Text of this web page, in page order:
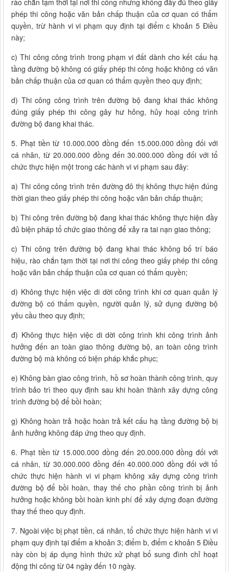
rào chắn tạm thời tại nơi thi công nhưng không đầy đủ theo giấy
phép thi công hoặc văn bản chấp thuận của cơ quan có thẩm
quyền, trừ hành vi vi phạm quy định tại điểm c khoản 5 Điều
này;
c) Thi công công trình trong phạm vi đất dành cho kết cấu hạ
tầng đường bộ không có giấy phép thi công hoặc không có văn
bản chấp thuận của cơ quan có thẩm quyền theo quy định;
d) Thi công công trình trên đường bộ đang khai thác không
đúng giấy phép thi công gây hư hỏng, hủy hoại công trình
đường bộ đang khai thác.
5. Phạt tiền từ 10.000.000 đồng đến 15.000.000 đồng đối với
cá nhân, từ 20.000.000 đồng đến 30.000.000 đồng đối với tổ
chức thực hiện một trong các hành vi vi phạm sau đây:
a) Thi công công trình trên đường đô thị không thực hiện đúng
thời gian theo giấy phép thi công hoặc văn bản chấp thuận;
b) Thi công trên đường bộ đang khai thác không thực hiện đầy
đủ biện pháp tổ chức giao thông để xảy ra tai nạn giao thông;
c) Thi công trên đường bộ đang khai thác không bố trí báo
hiệu, rào chắn tạm thời tại nơi thi công theo giấy phép thi công
hoặc văn bản chấp thuận của cơ quan có thẩm quyền;
d) Không thực hiện việc di dời công trình khi cơ quan quản lý
đường bộ có thẩm quyền, người quản lý, sử dụng đường bộ
yêu cầu theo quy định;
đ) Không thực hiện việc di dời công trình khi công trình ảnh
hưởng đến an toàn giao thông đường bộ, an toàn công trình
đường bộ mà không có biện pháp khắc phục;
e) Không bàn giao công trình, hồ sơ hoàn thành công trình, quy
trình bảo trì theo quy định sau khi hoàn thành xây dựng công
trình đường bộ để bồi hoàn;
g) Không hoàn trả hoặc hoàn trả kết cấu hạ tầng đường bộ bị
ảnh hưởng không đáp ứng theo quy định.
6. Phạt tiền từ 15.000.000 đồng đến 20.000.000 đồng đối với
cá nhân, từ 30.000.000 đồng đến 40.000.000 đồng đối với tổ
chức thực hiện hành vi vi phạm không xây dựng công trình
đường bộ để bồi hoàn, thay thế cho phần công trình bị ảnh
hưởng hoặc không bồi hoàn kinh phí để xây dựng đoạn đường
thay thế theo quy định.
7. Ngoài việc bị phạt tiền, cá nhân, tổ chức thực hiện hành vi vi
phạm quy định tại điểm a khoản 3; điểm b, điểm c khoản 5 Điều
này còn bị áp dụng hình thức xử phạt bổ sung đình chỉ hoạt
động thi công từ 04 ngày đến 10 ngày.